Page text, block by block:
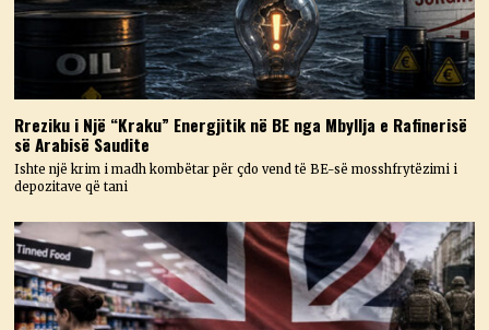
Rreziku i Një “Kraku” Energjitik në BE nga Mbyllja e Rafinerisë
së Arabisë Saudite
Ishte një krim i madh kombëtar për çdo vend të BE-së mosshfrytëzimi i
depozitave që tani